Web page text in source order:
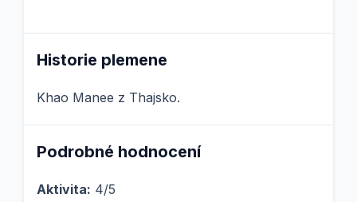
Historie plemene
Khao Manee z Thajsko.
Podrobné hodnocení
Aktivita: 4/5